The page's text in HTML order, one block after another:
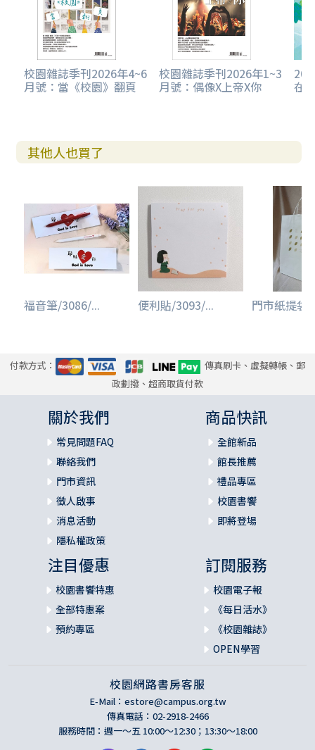
校園雜誌季刊2026年4~6
月號：當《校園》翻頁
校園雜誌季刊2026年1~3
月號：偶像X上帝X你 在
其他人也買了
福音筆/3086/... 便利貼/3093/... 門市紙提袋
付款方式：
傳真刷卡、虛擬轉帳、郵
政劃撥、超商取貨付款
關於我們
常見問題FAQ
聯絡我們
門市資訊
徵人啟事
消息活動
隱私權政策
商品快訊
全館新品
館長推薦
禮品專區
校園書饗
即將登場
注目優惠
校園書饗特惠
全部特惠案
預約專區
訂閱服務
校園電子報
《每日活水》
《校園雜誌》
OPEN學習
校園網路書房客服
E-Mail： estore@campus.org.tw
傳真電話：02-2918-2466
服務時間：週一～五 10:00～12:30；13:30～18:00